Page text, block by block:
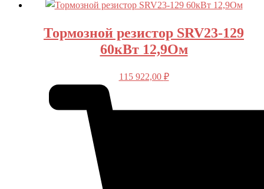
Тормозной резистор SRV23-129
60кВт 12,9Ом
115 922,00 ₽